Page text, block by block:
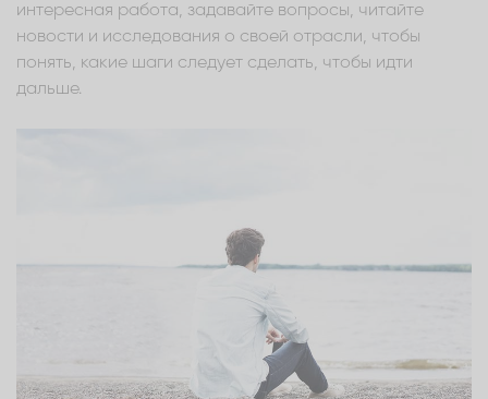
интересная работа, задавайте вопросы, читайте
новости и исследования о своей отрасли, чтобы
понять, какие шаги следует сделать, чтобы идти
дальше.